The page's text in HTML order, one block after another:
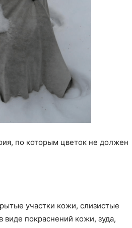
по которым цветок не должен
участки кожи, слизистые
виде покраснений кожи, зуда,